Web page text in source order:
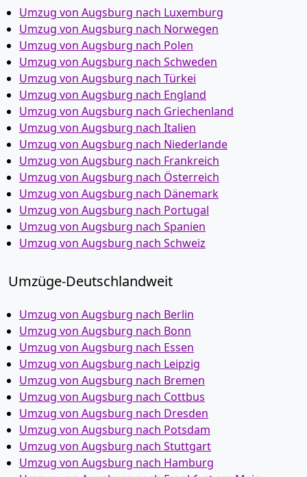
Umzug von Augsburg nach Luxemburg
Umzug von Augsburg nach Norwegen
Umzug von Augsburg nach Polen
Umzug von Augsburg nach Schweden
Umzug von Augsburg nach Türkei
Umzug von Augsburg nach England
Umzug von Augsburg nach Griechenland
Umzug von Augsburg nach Italien
Umzug von Augsburg nach Niederlande
Umzug von Augsburg nach Frankreich
Umzug von Augsburg nach Österreich
Umzug von Augsburg nach Dänemark
Umzug von Augsburg nach Portugal
Umzug von Augsburg nach Spanien
Umzug von Augsburg nach Schweiz
Umzüge-Deutschlandweit
Umzug von Augsburg nach Berlin
Umzug von Augsburg nach Bonn
Umzug von Augsburg nach Essen
Umzug von Augsburg nach Leipzig
Umzug von Augsburg nach Bremen
Umzug von Augsburg nach Cottbus
Umzug von Augsburg nach Dresden
Umzug von Augsburg nach Potsdam
Umzug von Augsburg nach Stuttgart
Umzug von Augsburg nach Hamburg